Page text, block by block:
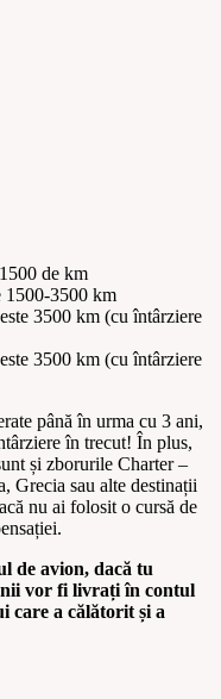
de km
1500-3500 km
3500 km (cu întârziere
3500 km (cu întârziere
până în urma cu 3 ani,
în trecut! În plus,
și zborurile Charter –
Grecia sau alte destinații
nu ai folosit o cursă de
de avion, dacă tu
vor fi livrați în contul
care a călătorit și a